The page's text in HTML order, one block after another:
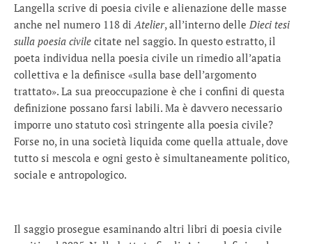
Langella scrive di poesia civile e alienazione delle masse
anche nel numero 118 diAtelier, all’interno delle Dieci tesi
sulla poesia civile citate nel saggio. In questo estratto, il
poeta individua nella poesia civile un rimedio all’apatia
collettiva e la definisce «sulla base dell’argomento
trattato». La sua preoccupazione è che i confini di questa
definizione possano farsi labili. Ma è davvero necessario
imporre uno statuto così stringente alla poesia civile?
Forse no, in una società liquida come quella attuale, dove
tutto si mescola e ogni gesto è simultaneamente politico,
sociale e antropologico.
Il saggio prosegue esaminando altri libri di poesia civile